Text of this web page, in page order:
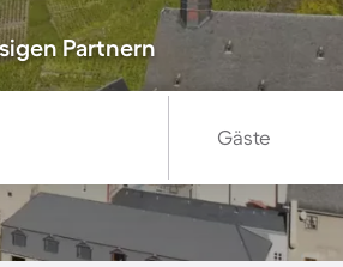
Partnern
Gäste